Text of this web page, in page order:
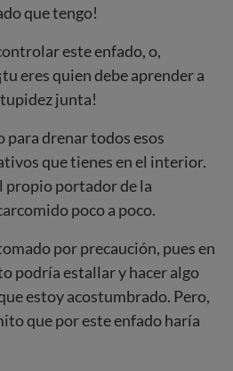
que tengo!
este enfado, o,
eres quien debe aprender a
junta!
para drenar todos esos
que tienes en el interior.
propio portador de la
poco a poco.
por precaución, pues en
podría estallar y hacer algo
estoy acostumbrado. Pero,
que por este enfado haría